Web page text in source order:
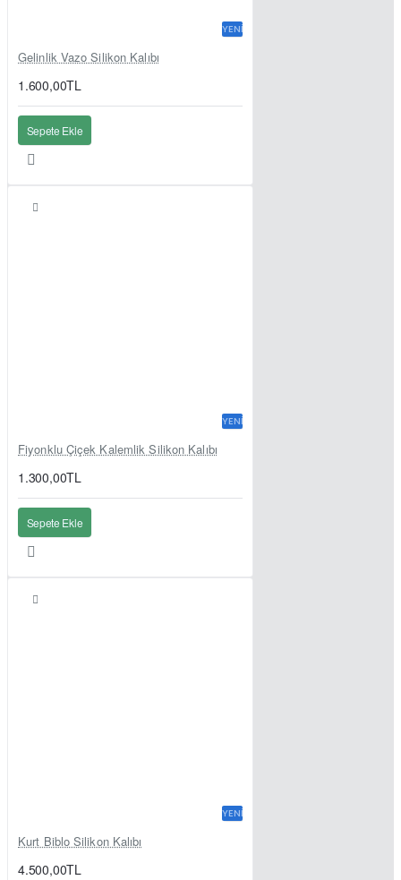
YENI
Gelinlik Vazo Silikon Kalıbı
1.600,00TL
Sepete Ekle
YENI
Fiyonklu Çiçek Kalemlik Silikon Kalıbı
1.300,00TL
Sepete Ekle
YENI
Kurt Biblo Silikon Kalıbı
4.500,00TL